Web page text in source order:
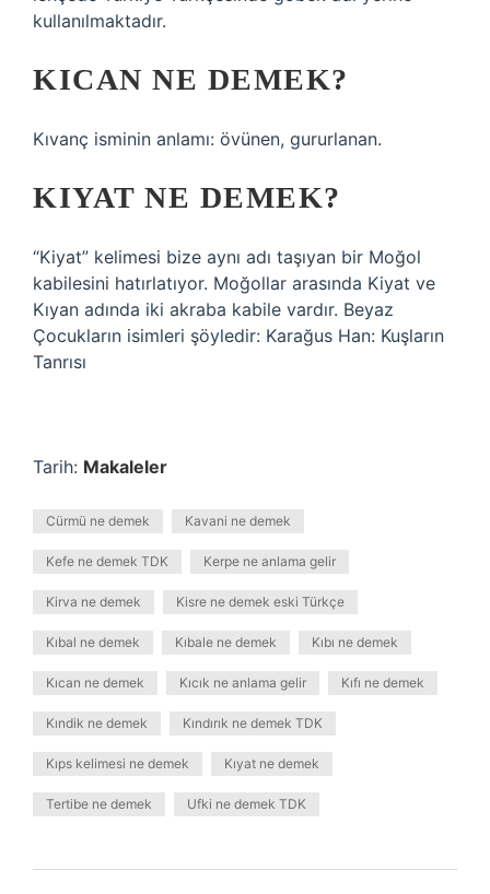
kullanılmaktadır.
KICAN NE DEMEK?
Kıvanç isminin anlamı: övünen, gururlanan.
KIYAT NE DEMEK?
“Kiyat” kelimesi bize aynı adı taşıyan bir Moğol
kabilesini hatırlatıyor. Moğollar arasında Kiyat ve
Kıyan adında iki akraba kabile vardır. Beyaz
Çocukların isimleri şöyledir: Karağus Han: Kuşların
Tanrısı
Tarih: Makaleler
Cürmü ne demek Kavani ne demek
Kefe ne demek TDK Kerpe ne anlama gelir
Kirva ne demek Kisre ne demek eski Türkçe
Kıbal ne demek Kıbale ne demek Kıbı ne demek
Kıcan ne demek Kıcık ne anlama gelir Kıfı ne demek
Kındik ne demek Kındırık ne demek TDK
Kıps kelimesi ne demek Kıyat ne demek
Tertibe ne demek Ufki ne demek TDK